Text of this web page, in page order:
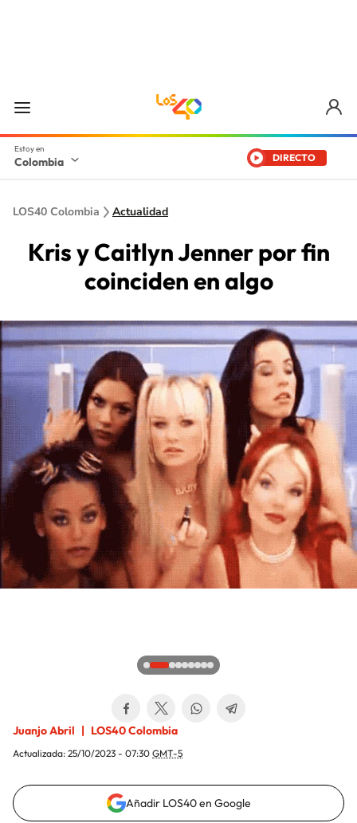
Colombia DIRECTO
LOS40 Colombia Actualidad
Kris y Caitlyn Jenner por fin
coinciden en algo
Juanjo Abril LOS40 Colombia
Actualizada: 25/10/2023 - 07:30 GMT-5
Añadir LOS40 en Google